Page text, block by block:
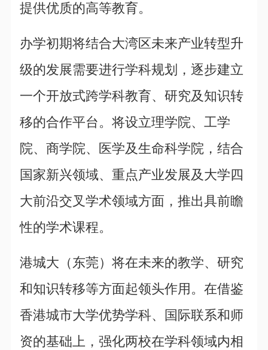
提供优质的高等教育。
办学初期将结合大湾区未来产业转型升
级的发展需要进行学科规划，逐步建立
一个开放式跨学科教育、研究及知识转
移的合作平台。将设立理学院、工学
院、商学院、医学及生命科学院，结合
国家新兴领域、重点产业发展及大学四
大前沿交叉学术领域方面，推出具前瞻
性的学术课程。
港城大（东莞）将在未来的教学、研究
和知识转移等方面起领头作用。在借鉴
香港城市大学优势学科、国际联系和师
资的基础上，强化两校在学科领域内相